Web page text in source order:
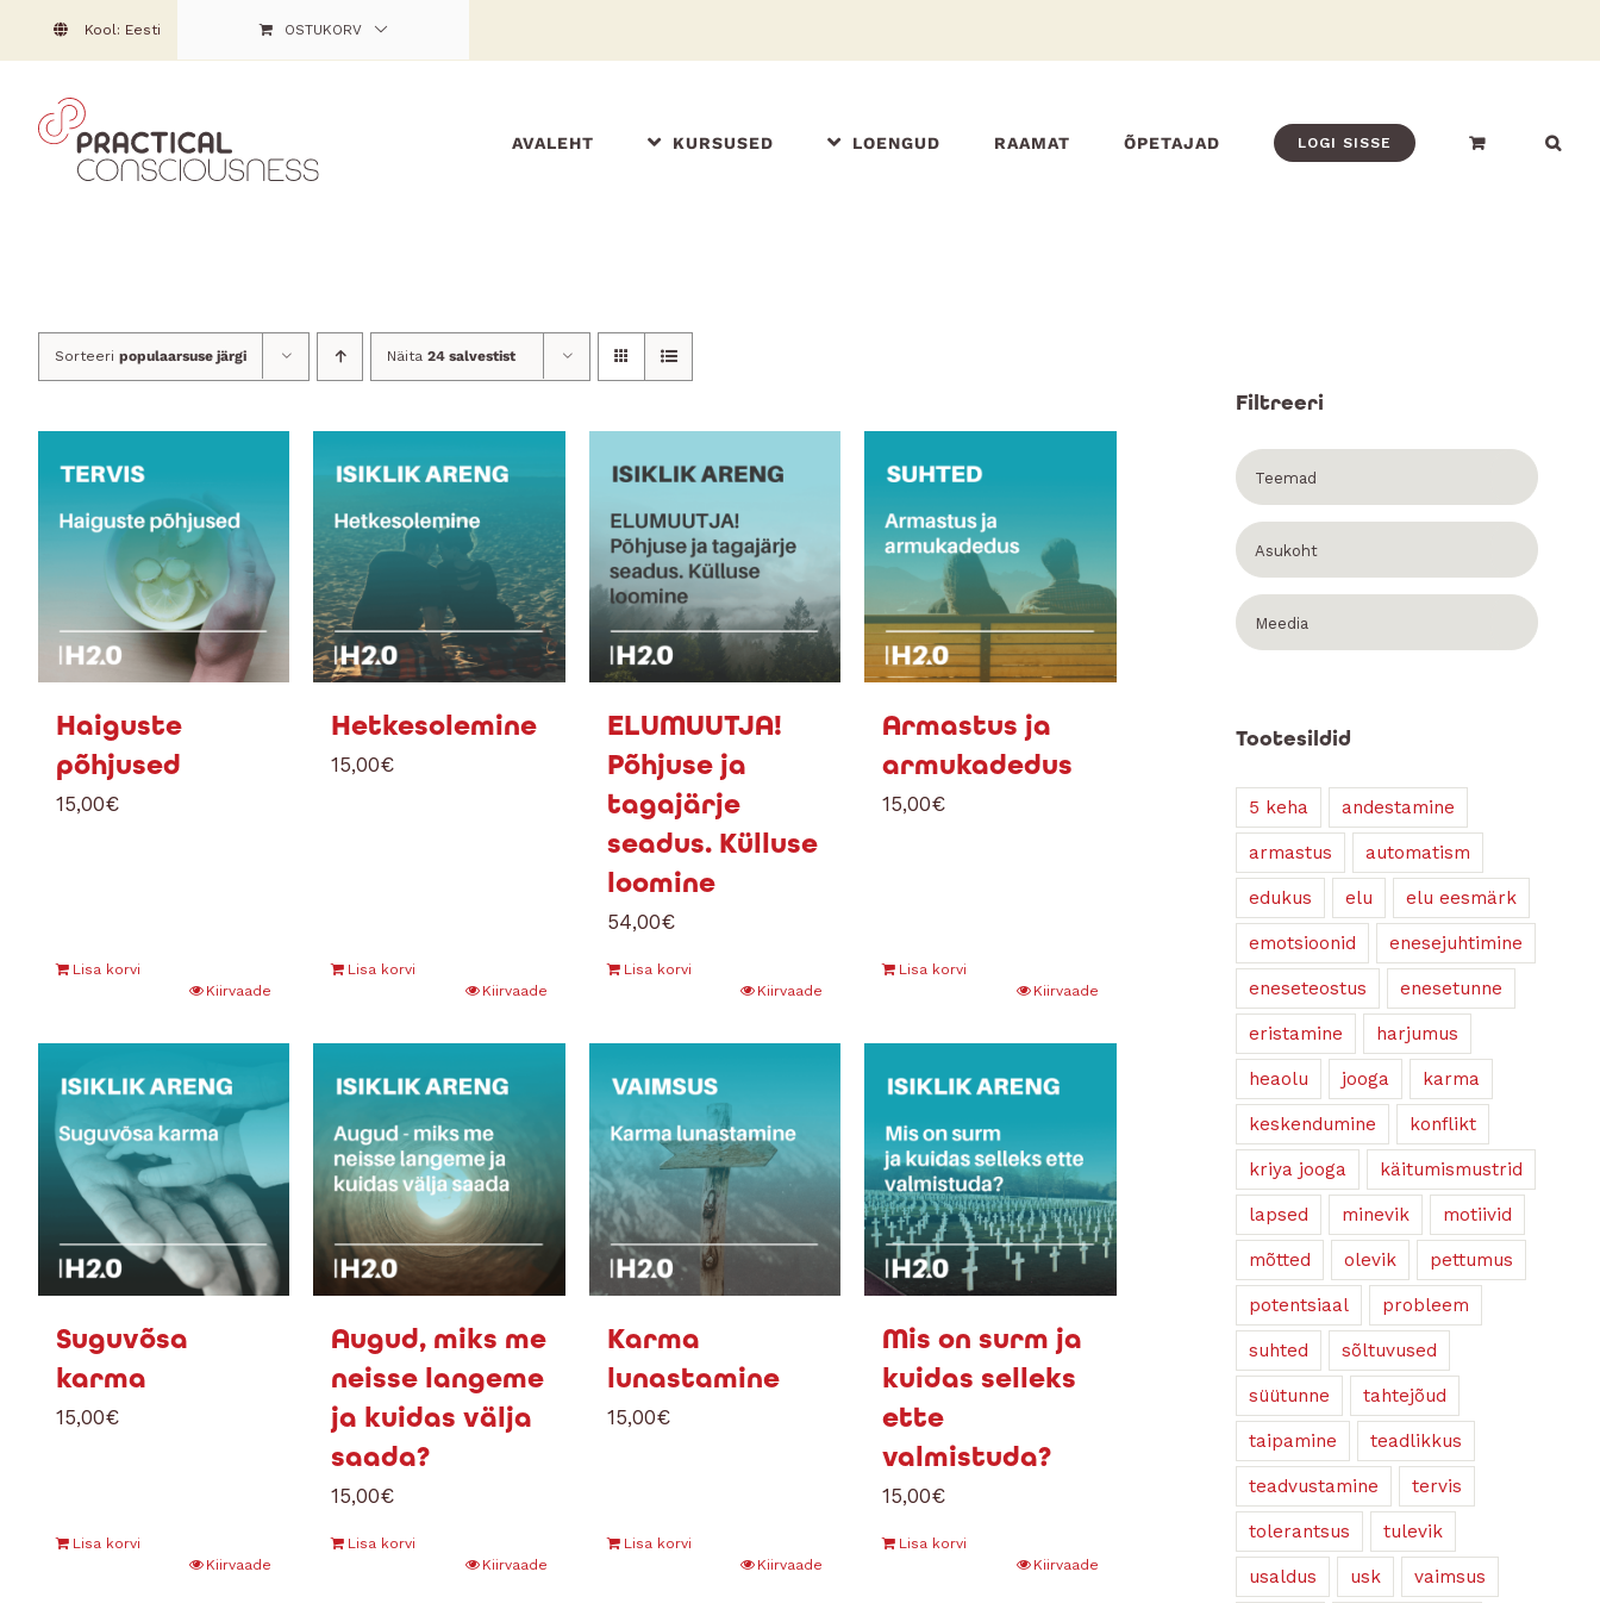
to
content
Kool: Eesti OSTUKORV
AVALEHT KURSUSED LOENGUD RAAMAT ÕPETAJAD LOGI SISSE
Sorteeri populaarsuse järgi Näita 24 salvestist
Haiguste
põhjused
15,00€
Lisa korvi
Kiirvaade
Hetkesolemine
15,00€
Lisa korvi
Kiirvaade
ELUMUUTJA!
Põhjuse ja
tagajärje
seadus. Külluse
loomine
54,00€
Lisa korvi
Kiirvaade
Armastus ja
armukadedus
15,00€
Lisa korvi
Kiirvaade
Suguvõsa
karma
15,00€
Lisa korvi
Kiirvaade
Augud, miks me
neisse langeme
ja kuidas välja
saada?
15,00€
Lisa korvi
Kiirvaade
Karma
lunastamine
15,00€
Lisa korvi
Kiirvaade
Mis on surm ja
kuidas selleks
ette
valmistuda?
15,00€
Lisa korvi
Kiirvaade
Filtreeri
Teemad
Asukoht
Meedia
Tootesildid
5 keha andestamine
armastus automatism
edukus elu elu eesmärk
emotsioonid enesejuhtimine
eneseteostus enesetunne
eristamine harjumus
heaolu jooga karma
keskendumine konflikt
kriya jooga käitumismustrid
lapsed minevik motiivid
mõtted olevik pettumus
potentsiaal probleem
suhted sõltuvused
süütunne tahtejõud
taipamine teadlikkus
teadvustamine tervis
tolerantsus tulevik
usaldus usk vaimsus